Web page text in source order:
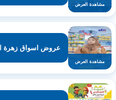
مشاهدة العرض
مشاهدة العرض
عروض اسواق زهرة